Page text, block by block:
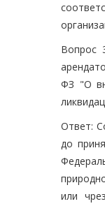
Вопрос
ФЗ "О
Ответ:
до
или